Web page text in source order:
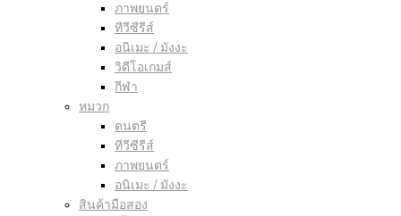
ภาพยนตร์
ทีวีซีรีส์
อนิเมะ / มังงะ
วิดีโอเกมส์
กีฬา
หมวก
ดนตรี
ทีวีซีรีส์
ภาพยนตร์
อนิเมะ / มังงะ
สินค้ามือสอง